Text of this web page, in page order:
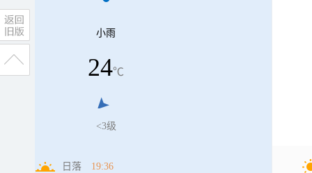
小雨
24℃
<3级
日落 19:36